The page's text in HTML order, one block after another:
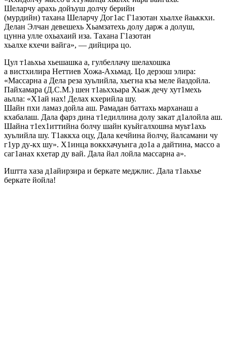
Шеларчу арахь дойъуш долчу берийн
(мурдийн) тахана Шеларчу Дог1ас Г1азотан хьалхе йаьккхи.
Делан Элчан девешехь Хьамзатехь долу дарж а долуш,
цунна улле охьахаий иза. Тахана Г1азотан
хьалхе кхечи вайга», — дийцира цо.
Цул т1аьхьа хьешашка а, гулбеллачу шелахошка
а вистхилира Неттиев Хожа-Ахьмад. Цо дерзош элира:
«Массарна а Дела реза хуьлийла, хьегна къа меле йаздойла.
Пайхамара (Д.С.М.) шен т1аьххьара Хьаж дечу хут1мехь
аьлла: «Х1ай нах! Делах кхерийла шу.
Шайн пхи ламаз дойла аш. Рамадан баттахь марханаш а
кхабалаш. Дала фарз дина т1едиллина долу закат д1алойла аш.
Шайна т1ех1иттийна болчу шайн куьйгалхошна муьт1ахь
хуьлийла шу. Т1аккха оцу, Дала кечйина йолчу, йалсамани чу
г1ур ду-кх шу». Х1инца воккхачуьнга до1а а дайтина, массо а
саг1анах кхетар ду вай. Дала йал лойла массарна а».
Иштта хаза д1айирзира и беркате меджлис. Дала т1аьхье
беркате йойла!